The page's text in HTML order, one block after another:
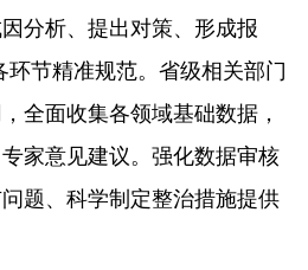
分析、提出对策、形成报
环节精准规范。省级相关部门
全面收集各领域基础数据，
家意见建议。强化数据审核
题、科学制定整治措施提供